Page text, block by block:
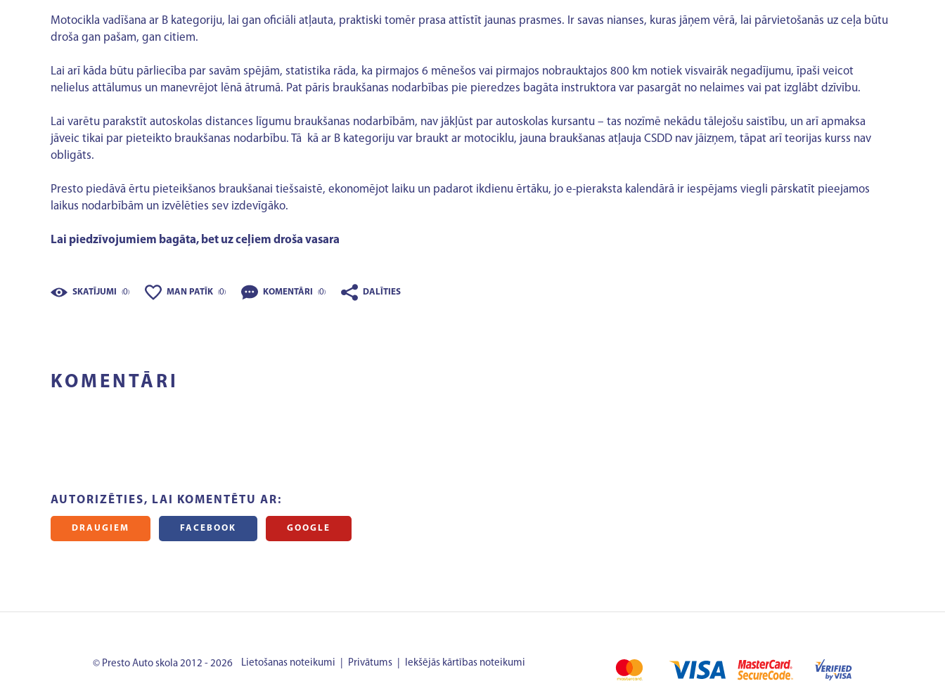
Motocikla vadīšana ar B kategoriju, lai gan oficiāli atļauta, praktiski tomēr prasa attīstīt jaunas prasmes. Ir savas nianses, kuras jāņem vērā, lai pārvietošanās uz ceļa būtu
droša gan pašam, gan citiem.
Lai arī kāda būtu pārliecība par savām spējām, statistika rāda, ka pirmajos 6 mēnešos vai pirmajos nobrauktajos 800 km notiek visvairāk negadījumu, īpaši veicot
nelielus attālumus un manevrējot lēnā ātrumā. Pat pāris braukšanas nodarbības pie pieredzes bagāta instruktora var pasargāt no nelaimes vai pat izglābt dzīvību.
Lai varētu parakstīt autoskolas distances līgumu braukšanas nodarbībām, nav jākļūst par autoskolas kursantu – tas nozīmē nekādu tālejošu saistību, un arī apmaksa
jāveic tikai par pieteikto braukšanas nodarbību. Tā kā ar B kategoriju var braukt ar motociklu, jauna braukšanas atļauja CSDD nav jāizņem, tāpat arī teorijas kurss nav
obligāts.
Presto piedāvā ērtu pieteikšanos braukšanai tiešsaistē, ekonomējot laiku un padarot ikdienu ērtāku, jo e-pieraksta kalendārā ir iespējams viegli pārskatīt pieejamos
laikus nodarbībām un izvēlēties sev izdevīgāko.
Lai piedzīvojumiem bagāta, bet uz ceļiem droša vasara
SKATĪJUMI (0) MAN PATĪK (0) KOMENTĀRI (0) DALĪTIES
KOMENTĀRI
AUTORIZĒTIES, LAI KOMENTĒTU AR:
DRAUGIEM FACEBOOK GOOGLE
© Presto Auto skola 2012 - 2026 Lietošanas noteikumi Privātums Iekšējās kārtības noteikumi